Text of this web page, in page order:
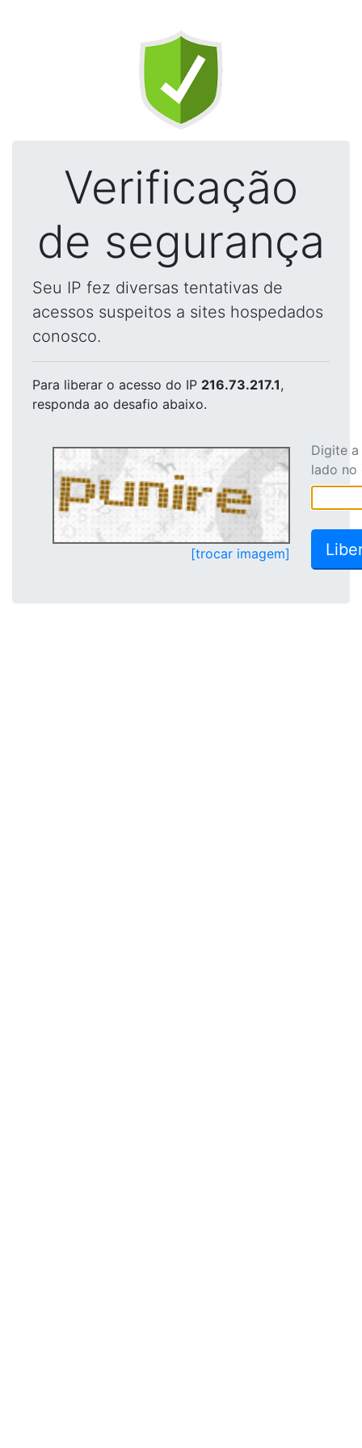
Verificação
de segurança
Seu IP fez diversas tentativas de
acessos suspeitos a sites hospedados
conosco.
Para liberar o acesso do IP 216.73.217.1,
responda ao desafio abaixo.
[trocar imagem]
Digite
lado no